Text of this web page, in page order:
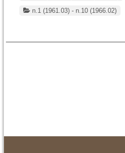
n.1 (1961.03) - n.10 (1966.02)